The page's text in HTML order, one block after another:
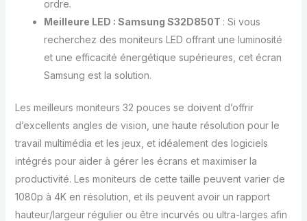
ordre.
Meilleure LED : Samsung S32D850T : Si vous
recherchez des moniteurs LED offrant une luminosité
et une efficacité énergétique supérieures, cet écran
Samsung est la solution.
Les meilleurs moniteurs 32 pouces se doivent d’offrir
d’excellents angles de vision, une haute résolution pour le
travail multimédia et les jeux, et idéalement des logiciels
intégrés pour aider à gérer les écrans et maximiser la
productivité. Les moniteurs de cette taille peuvent varier de
1080p à 4K en résolution, et ils peuvent avoir un rapport
hauteur/largeur régulier ou être incurvés ou ultra-larges afin